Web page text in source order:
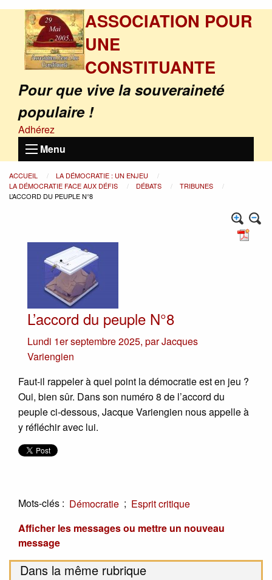
ASSOCIATION POUR
UNE
CONSTITUANTE
Pour que vive la souveraineté
populaire !
Adhérez
Menu
ACCUEIL
LA DÉMOCRATIE : UN ENJEU
LA DÉMOCRATIE FACE AUX DÉFIS
DÉBATS
TRIBUNES
L’ACCORD DU PEUPLE N°8
L’accord du peuple N°8
Lundi 1er septembre 2025, parJacques
Variengien
Faut-il rappeler à quel point la démocratie est en jeu ?
Oui, bien sûr. Dans son numéro 8 de l’accord du
peuple ci-dessous, Jacque Variengien nous appelle à
y réfléchir avec lui.
Mots-clés : Démocratie ; Esprit critique
Afficher les messages ou mettre un nouveau
message
Dans la même rubrique